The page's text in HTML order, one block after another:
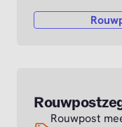
Rouwpost